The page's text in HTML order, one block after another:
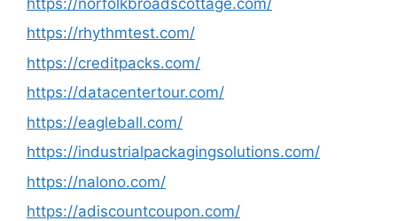
https://rhythmtest.com/
https://creditpacks.com/
https://datacentertour.com/
https://eagleball.com/
https://industrialpackagingsolutions.com/
https://nalono.com/
https://adiscountcoupon.com/